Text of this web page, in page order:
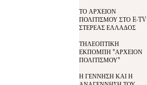
ΤΟ ΑΡΧΕΙΟΝ
ΠΟΛΙΤΙΣΜΟΥ ΣΤΟ E-TV
ΣΤΕΡΕΑΣ ΕΛΛΑΔΟΣ
ΤΗΛΕΟΠΤΙΚΗ
ΕΚΠΟΜΠΗ "ΑΡΧΕΙΟΝ
ΠΟΛΙΤΙΣΜΟΥ"
Η ΓΕΝΝΗΣΗ ΚΑΙ Η